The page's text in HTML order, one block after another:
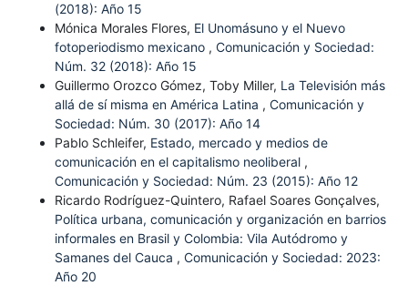
(2018): Año 15
Mónica Morales Flores, El Unomásuno y el Nuevo
fotoperiodismo mexicano , Comunicación y Sociedad:
Núm. 32 (2018): Año 15
Guillermo Orozco Gómez, Toby Miller, La Televisión más
allá de sí misma en América Latina , Comunicación y
Sociedad: Núm. 30 (2017): Año 14
Pablo Schleifer, Estado, mercado y medios de
comunicación en el capitalismo neoliberal ,
Comunicación y Sociedad: Núm. 23 (2015): Año 12
Ricardo Rodríguez-Quintero, Rafael Soares Gonçalves,
Política urbana, comunicación y organización en barrios
informales en Brasil y Colombia: Vila Autódromo y
Samanes del Cauca , Comunicación y Sociedad: 2023:
Año 20